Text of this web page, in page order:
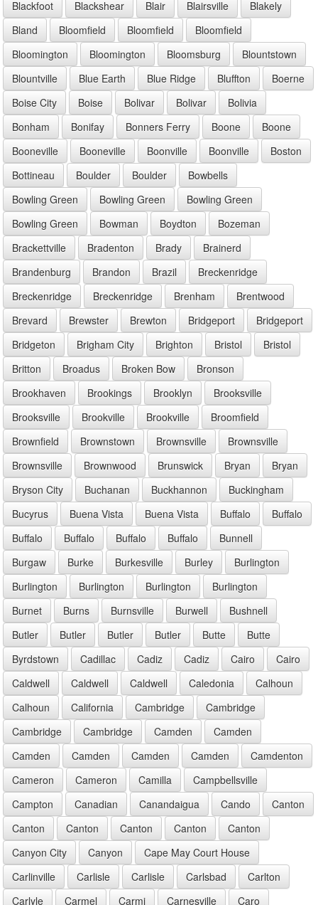
Blackfoot
Blackshear Blair Blairsville
Blakely
Bland
Bloomfield Bloomfield
Bloomfield
Bloomington
Bloomington Bloomsburg
Blountstown
Blountville
Blue Earth Blue Ridge Bluffton
Boerne
Boise City
Boise Bolivar Bolivar
Bolivia
Bonham
Bonifay Bonners Ferry Boone
Boone
Booneville
Booneville Boonville Boonville
Boston
Bottineau
Boulder Boulder
Bowbells
Bowling Green
Bowling Green
Bowling Green
Bowling Green
Bowman Boydton
Bozeman
Brackettville
Bradenton Brady
Brainerd
Brandenburg
Brandon Brazil
Breckenridge
Breckenridge
Breckenridge Brenham
Brentwood
Brevard
Brewster Brewton Bridgeport
Bridgeport
Bridgeton
Brigham City Brighton Bristol
Bristol
Britton
Broadus Broken Bow
Bronson
Brookhaven
Brookings Brooklyn
Brooksville
Brooksville
Brookville Brookville
Broomfield
Brownfield
Brownstown Brownsville
Brownsville
Brownsville
Brownwood Brunswick Bryan
Bryan
Bryson City
Buchanan Buckhannon
Buckingham
Bucyrus
Buena Vista Buena Vista Buffalo
Buffalo
Buffalo
Buffalo Buffalo Buffalo
Bunnell
Burgaw
Burke Burkesville Burley
Burlington
Burlington
Burlington Burlington
Burlington
Burnet
Burns Burnsville Burwell
Bushnell
Butler
Butler Butler Butler Butte
Butte
Byrdstown
Cadillac Cadiz Cadiz Cairo
Cairo
Caldwell
Caldwell Caldwell Caledonia
Calhoun
Calhoun
California Cambridge
Cambridge
Cambridge
Cambridge Camden
Camden
Camden
Camden Camden Camden
Camdenton
Cameron
Cameron Camilla
Campbellsville
Campton
Canadian Canandaigua Cando
Canton
Canton
Canton Canton Canton
Canton
Canyon City
Canyon
Cape May Court House
Carlinville
Carlisle Carlisle Carlsbad
Carlton
Carlyle
Carmel Carmi Carnesville Caro